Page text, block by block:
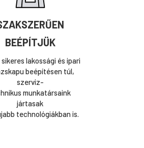
BEÉPÍTJÜK
sikeres lakossági és ipari
beépítésen túl,
szerviz-
munkatársaink
jártasak
technológiákban is.